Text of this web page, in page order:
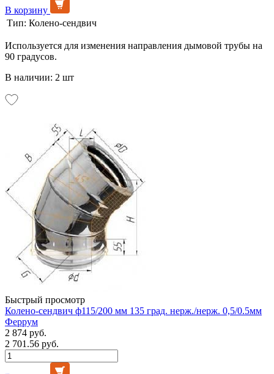
В корзину
Тип: Колено-сендвич
Используется для изменения направления дымовой трубы на
90 градусов.
В наличии: 2 шт
Быстрый просмотр
Колено-сендвич ф115/200 мм 135 град. нерж./нерж. 0,5/0.5мм
Феррум
2 874 руб.
2 701.56 руб.